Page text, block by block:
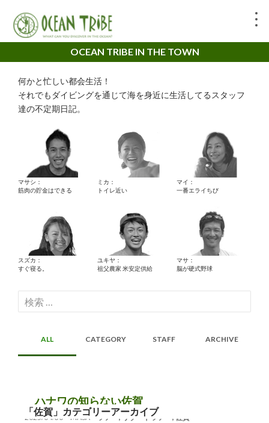
OCEAN TRIBE IN THE TOWN
何かと忙しい都会生活！
それでもダイビングを通じて海を身近に生活してるスタッフ
達の不定期日記。
マサシ：
筋肉の貯金はできる
ミカ：
トイレ近い
マイ：
一番エライちび
スズカ：
すぐ寝る。
ユキヤ：
祖父農家 米安定供給
マサ：
脳が硬式野球
検
索:
ALL CATEGORY STAFF ARCHIVE
「佐賀」カテゴリーアーカイブ
ハナワの知らない佐賀
2025/04/30 MASA ツアー , リゾートツアー , 佐賀